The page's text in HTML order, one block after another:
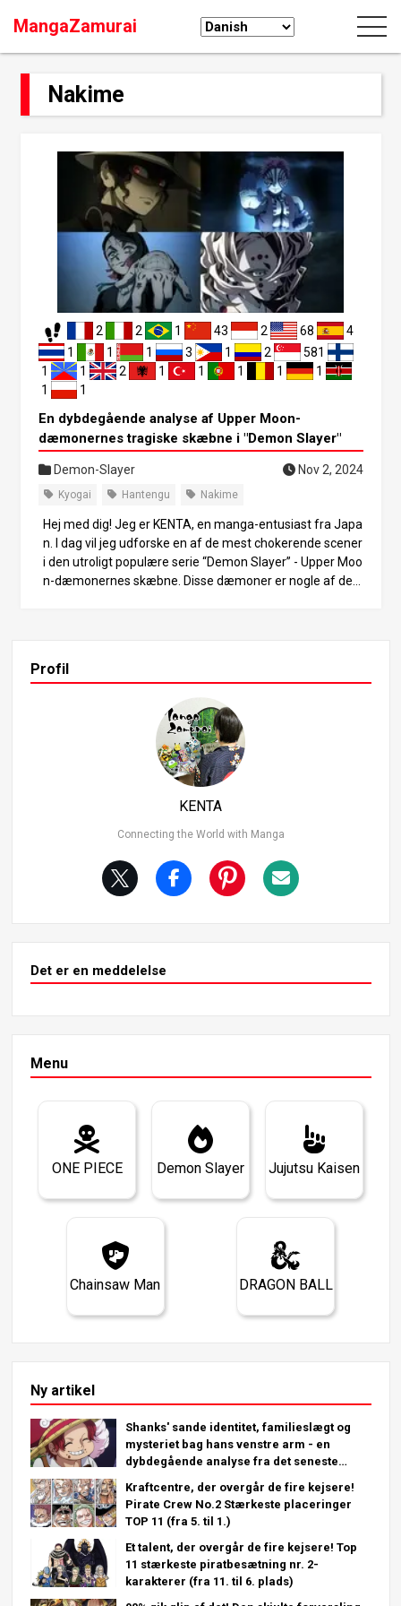
MangaZamurai
Nakime
2 2 1 43 2 68
4
1
1 1 3 1 2
581
1
1 2 1 1 1 1
1
1
1
En dybdegående analyse af Upper Moon-
dæmonernes tragiske skæbne i "Demon Slayer"
Demon-Slayer Nov 2, 2024
Kyogai Hantengu Nakime
Hej med dig! Jeg er KENTA, en manga-entusiast fra Japa
n. I dag vil jeg udforske en af de mest chokerende scener
i den utroligt populære serie “Demon Slayer” - Upper Moo
n-dæmonernes skæbne. Disse dæmoner er nogle af de
ns sidste øjeblikke. 1. Hvad er Upper Moon-dæmonerne?
fjender i serien, som tjener direkte under Muzan, dæmon
ernes stamfader. De besidder enorme kræfter og symbo
liserer frygt for menneskeheden. Hver Upper Moon-dæm
on har unikke evner og baggrundshistorier med en tragis
k fortid fra deres menneskeliv, som har stor indflydelse p
å deres handlinger. 2. Kyogais tragedie Lad os først tale o
entificerer sig selv som “kunstner”. Hans fortid er utrolig
dyster; i løbet af sit menneskeliv blev han udstødt og udvi
ste psykopatisk adfærd. I sin søgen efter kunstnerisk udf
oldelse gjorde han skade på sine omgivelser, og da han bl
mper tappert, men i sidste ende bliver han halshugget.
Profil
KENTA
Connecting the World with Manga
Det er en meddelelse
Menu
ONE PIECE Demon Slayer Jujutsu Kaisen
Chainsaw Man DRAGON BALL
Ny artikel
Shanks' sande identitet, familieslægt og
mysteriet bag hans venstre arm - en
dybdegående analyse fra det seneste
Kraftcentre, der overgår de fire kejsere!
Pirate Crew No.2 Stærkeste placeringer
TOP 11 (fra 5. til 1.)
Et talent, der overgår de fire kejsere! Top
11 stærkeste piratbesætning nr. 2-
karakterer (fra 11. til 6. plads)